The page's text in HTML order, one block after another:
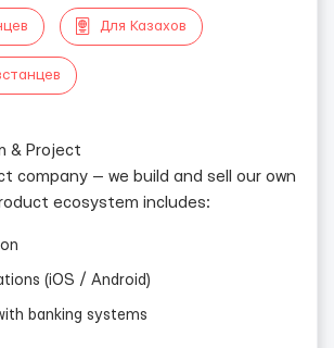
Для Казахов
& Project
company — we build and sell our own
ecosystem includes:
(iOS / Android)
banking systems